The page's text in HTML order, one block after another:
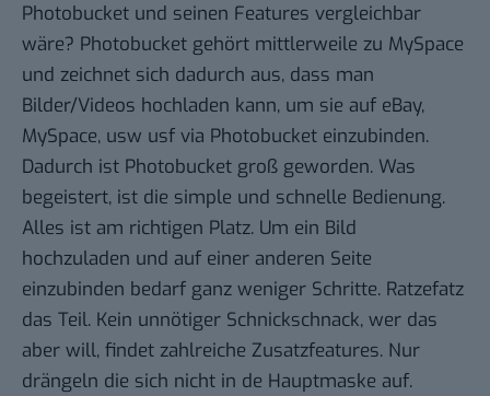
Photobucket und seinen Features vergleichbar
wäre? Photobucket gehört mittlerweile zu MySpace
und zeichnet sich dadurch aus, dass man
Bilder/Videos hochladen kann, um sie auf eBay,
MySpace, usw usf via Photobucket einzubinden.
Dadurch ist Photobucket groß geworden. Was
begeistert, ist die simple und schnelle Bedienung.
Alles ist am richtigen Platz. Um ein Bild
hochzuladen und auf einer anderen Seite
einzubinden bedarf ganz weniger Schritte. Ratzefatz
das Teil. Kein unnötiger Schnickschnack, wer das
aber will, findet zahlreiche Zusatzfeatures. Nur
drängeln die sich nicht in de Hauptmaske auf.